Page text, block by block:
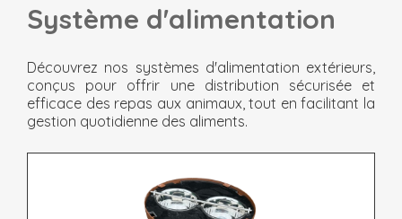
Système d'alimentation
Découvrez nos systèmes d'alimentation extérieurs,
conçus pour offrir une distribution sécurisée et
efficace des repas aux animaux, tout en facilitant la
gestion quotidienne des aliments.